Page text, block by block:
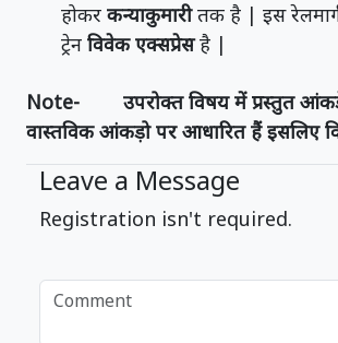
होकर कन्याकुमारीतक है | इस
ट्रेन विवेक एक्सप्रेसहै |
Note- उपरोक्त विषय में प्रस्तुत आंकड़े
वास्तविक आंकड़ो पर आधारित हैं इसलिए
Leave a Message
Registration isn't required.